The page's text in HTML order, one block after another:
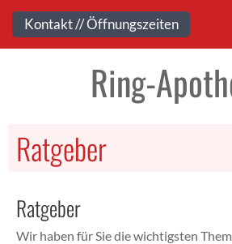
Kontakt
Ring-
Ratgeber
Ratgeber
Wir haben für Sie die wichtigsten
Kontakt // Öffnungszeiten